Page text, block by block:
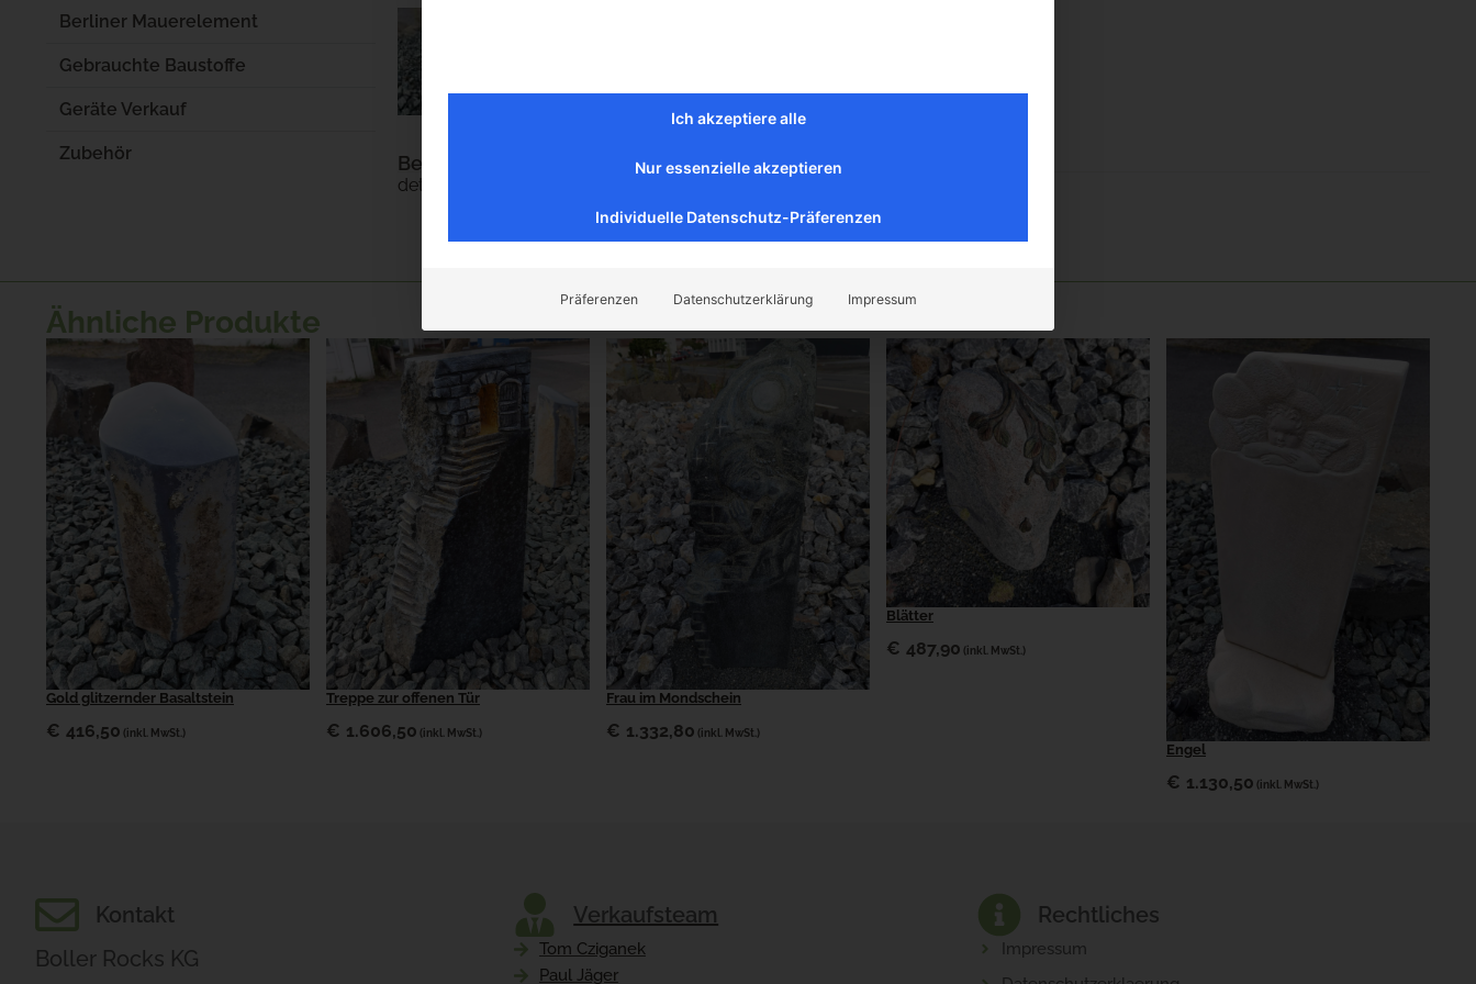
Berliner Mauerelement
Gebrauchte Baustoffe
Geräte Verkauf
Zubehör Beschreibung
detaillierte, per Hand, eingearbeitete Rose mit Platz für ihre Personalisierung
Ähnliche Produkte
Gold glitzernder Basaltstein
€ 416,50 (inkl. MwSt.)
Treppe zur offenen Tür
€ 1.606,50 (inkl. MwSt.)
Frau im Mondschein
€ 1.332,80 (inkl. MwSt.)
Blätter
€ 487,90 (inkl. MwSt.)
Engel
€ 1.130,50 (inkl. MwSt.)
Kontakt
Boller Rocks KG
Verkaufsteam
Tom Cziganek
Paul Jäger
Rechtliches
Impressum
Ich akzeptiere alle
Nur essenzielle akzeptieren
Individuelle Datenschutz-Präferenzen
Präferenzen Datenschutzerklärung Impressum